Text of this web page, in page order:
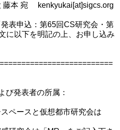
藤本 宛 kenkyukai[at]sigcs.org
表申込：第65回CS研究会・第
に以下を明記の上、お申し込み
び発表者の所属：
ペースと仮想都市研究会は